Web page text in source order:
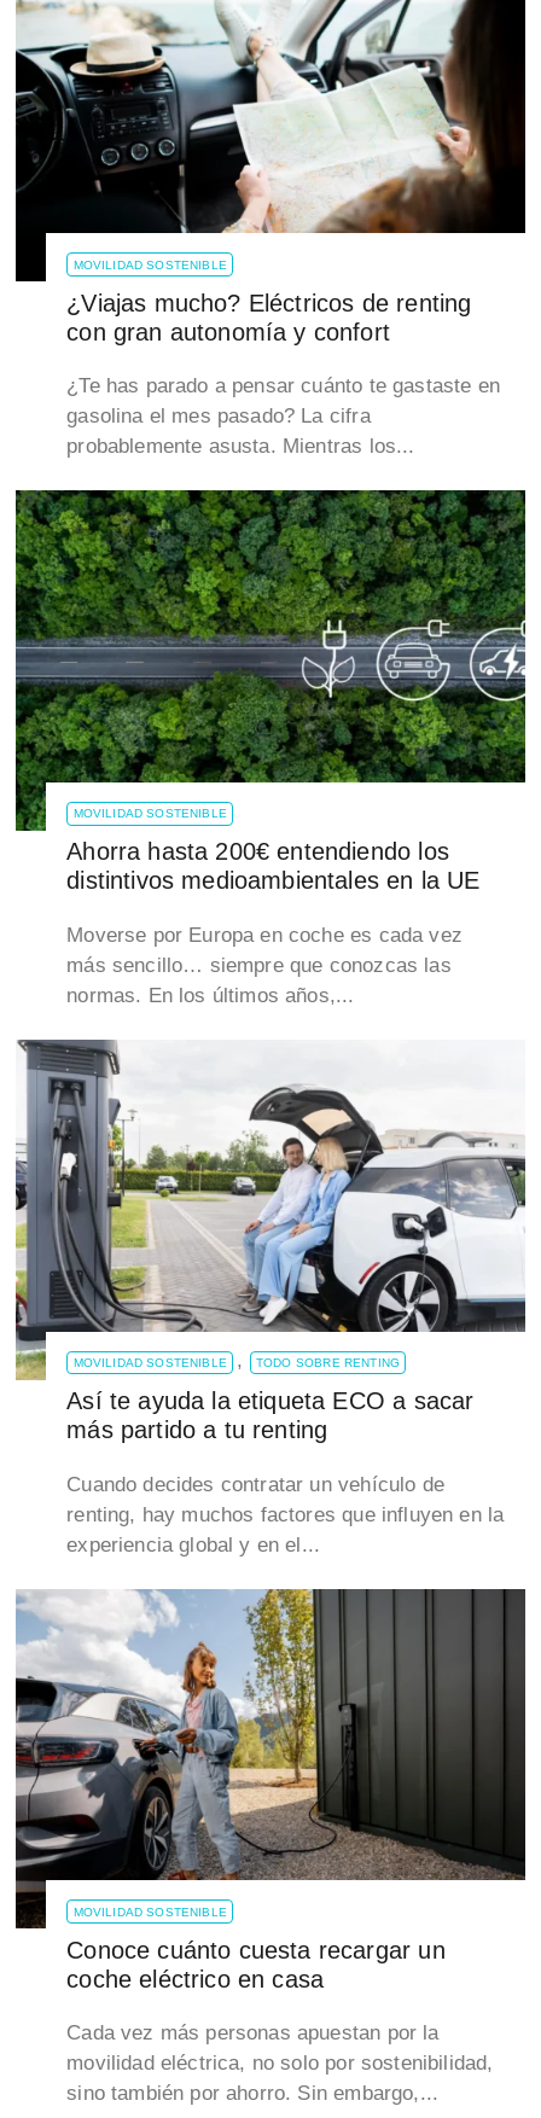
MOVILIDAD SOSTENIBLE
¿Viajas mucho? Eléctricos de renting
con gran autonomía y confort
¿Te has parado a pensar cuánto te gastaste en
gasolina el mes pasado? La cifra
probablemente asusta. Mientras los...
MOVILIDAD SOSTENIBLE
Ahorra hasta 200€ entendiendo los
distintivos medioambientales en la UE
Moverse por Europa en coche es cada vez
más sencillo… siempre que conozcas las
normas. En los últimos años,...
MOVILIDAD SOSTENIBLE , TODO SOBRE RENTING
Así te ayuda la etiqueta ECO a sacar
más partido a tu renting
Cuando decides contratar un vehículo de
renting, hay muchos factores que influyen en la
experiencia global y en el...
MOVILIDAD SOSTENIBLE
Conoce cuánto cuesta recargar un
coche eléctrico en casa
Cada vez más personas apuestan por la
movilidad eléctrica, no solo por sostenibilidad,
sino también por ahorro. Sin embargo,...